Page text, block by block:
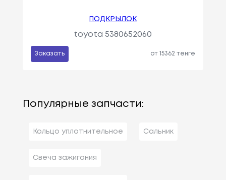
ПОДКРЫЛОК
toyota 5380652060
Заказать от 15362 тенге
Популярные запчасти:
Кольцо уплотнительное Сальник
Свеча зажигания